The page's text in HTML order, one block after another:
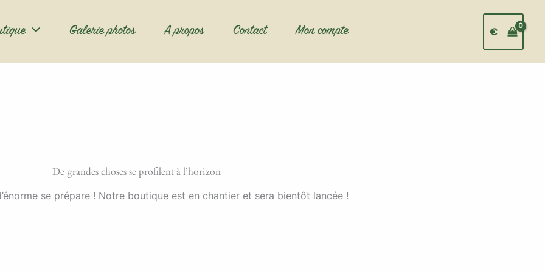
Galerie photos A propos Contact Mon compte €
De grandes choses se profilent à l’horizon
se prépare ! Notre boutique est en chantier et sera bientôt lancée !